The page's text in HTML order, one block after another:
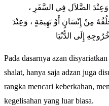
الضَّلاَل فِي السَّفَرِ ،
مِنْ إِنْسَانٍ أَوْ بَهِيمَةٍ ، وَعِنْدَ
Pada dasarnya azan
shalat, hanya saja adzan juga
rangka mencari keberkahan,
kegelisahan yang luar biasa.